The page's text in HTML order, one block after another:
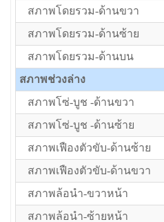
สภาพโดยรวม-ด้านขวา
สภาพโดยรวม-ด้านซ้าย
สภาพโดยรวม-ด้านบน
สภาพช่วงล่าง
สภาพโซ่-บูช -ด้านขวา
สภาพโซ่-บูช -ด้านซ้าย
สภาพเฟืองตัวขับ-ด้านซ้าย
สภาพเฟืองตัวขับ-ด้านขวา
สภาพล้อนำ-ขวาหน้า
สภาพล้อนำ-ซ้ายหน้า